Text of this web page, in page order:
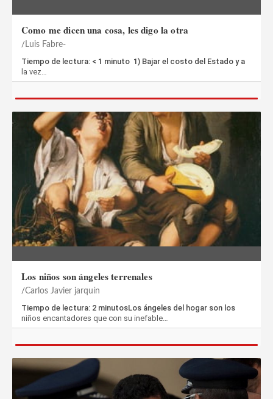
Como me dicen una cosa, les digo la otra
Luis Fabre-
Tiempo de lectura: < 1 minuto 1) Bajar el costo del Estado y a
la vez…
Los niños son ángeles terrenales
Carlos Javier jarquín
Tiempo de lectura: 2 minutosLos ángeles del hogar son los
niños encantadores que con su inefable…